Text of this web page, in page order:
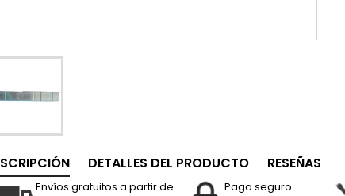
DETALLES DEL PRODUCTO RESEÑAS
Envíos gratuitos a partir de
Pago seguro